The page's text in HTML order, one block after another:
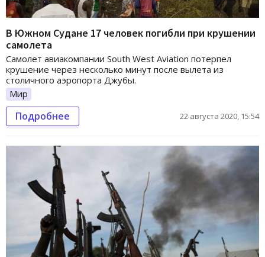
В Южном Судане 17 человек погибли при крушении
самолета
Самолет авиакомпании South West Aviation потерпел
крушение через несколько минут после вылета из
столичного аэропорта Джубы.
Мир
Подробнее 22 августа 2020, 15:54